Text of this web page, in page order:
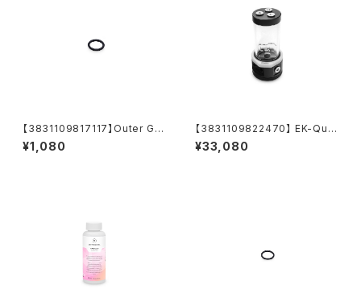
【3831109817117】Outer G1/
4 Fitting O-Ring (6pcs)
¥1,080
【3831109822470】 EK-Qua
ntum Kinetic TBE 200 D5 B
ody D-RGB - Acetal
¥33,080